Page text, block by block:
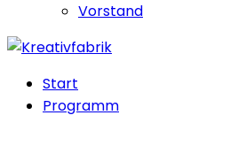
Vorstand
Start
Programm